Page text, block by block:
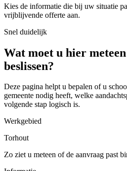
Kies de informatie die bij uw situatie
vrijblijvende offerte aan.
Snel duidelijk
Wat moet u hier
beslissen?
Deze pagina helpt u bepalen of u
gemeente nodig heeft, welke
volgende stap logisch is.
Werkgebied
Torhout
Zo ziet u meteen of de aanvraag past